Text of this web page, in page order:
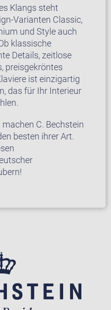
Klangs steht
Varianten Classic,
und Style auch
klassische
Details, zeitlose
preisgekröntes
ist einzigartig
das für Ihr Interieur
C. Bechstein
besten ihrer Art.